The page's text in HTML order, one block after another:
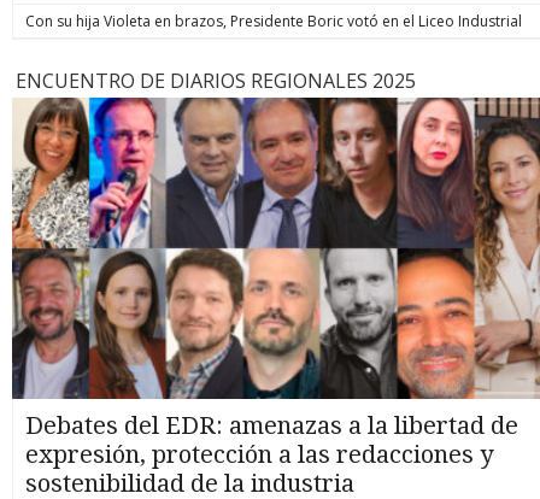
Con su hija Violeta en brazos, Presidente Boric votó en el Liceo Industrial
ENCUENTRO DE DIARIOS REGIONALES 2025
Debates del EDR: amenazas a la libertad de
expresión, protección a las redacciones y
sostenibilidad de la industria